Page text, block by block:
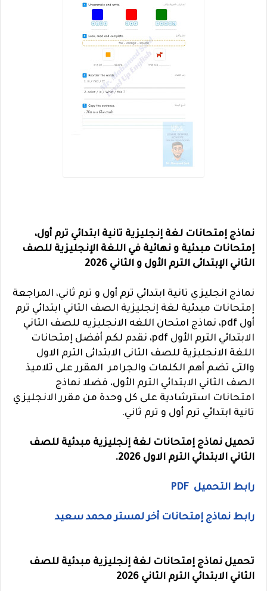
نماذج إمتحانات لغة إنجليزية تانية ابتدائي ترم أول،
إمتحانات مبدئية و نهائية في اللغة الإنجليزية للصف
الثاني الإبتدائى الترم الأول و الثاني 2026
نماذج انجليزي تانية ابتدائي ترم أول و ترم ثاني، المراجعة
إمتحانات مبدئية لغة إنجليزية الصف الثاني ابتدائي ترم
أول pdf، نماذج امتحان اللغه الانجليزيه للصف الثاني
الابتدائي الترم الأول pdf، نقدم لكم أفضل إمتحانات
اللغة الانجليزية للصف الثانى الابتدائى الترم الاول
والتى تضم أهم الكلمات والجرامر المقرر على تلاميذ
الصف الثاني الابتدائي الترم الأول، فضلا نماذج
امتحانات استرشادية على كل وحدة من مقرر الانجليزي
تانية ابتدائي ترم أول و ترم ثاني.
تحميل نماذج إمتحانات لغة إنجليزية مبدئية للصف
الثاني الابتدائي الترم الاول 2026.
رابط التحميل PDF
رابط نماذج إمتحانات أخر لمستر محمد سعيد
تحميل نماذج إمتحانات لغة إنجليزية مبدئية للصف
الثاني الابتدائي الترم الثاني 2026